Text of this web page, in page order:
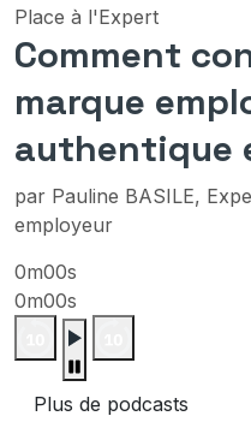
Place à l'Expert
Comment
marque
authentique
par Pauline BASILE,
employeur
0m00s
0m00s
Plus de podcasts